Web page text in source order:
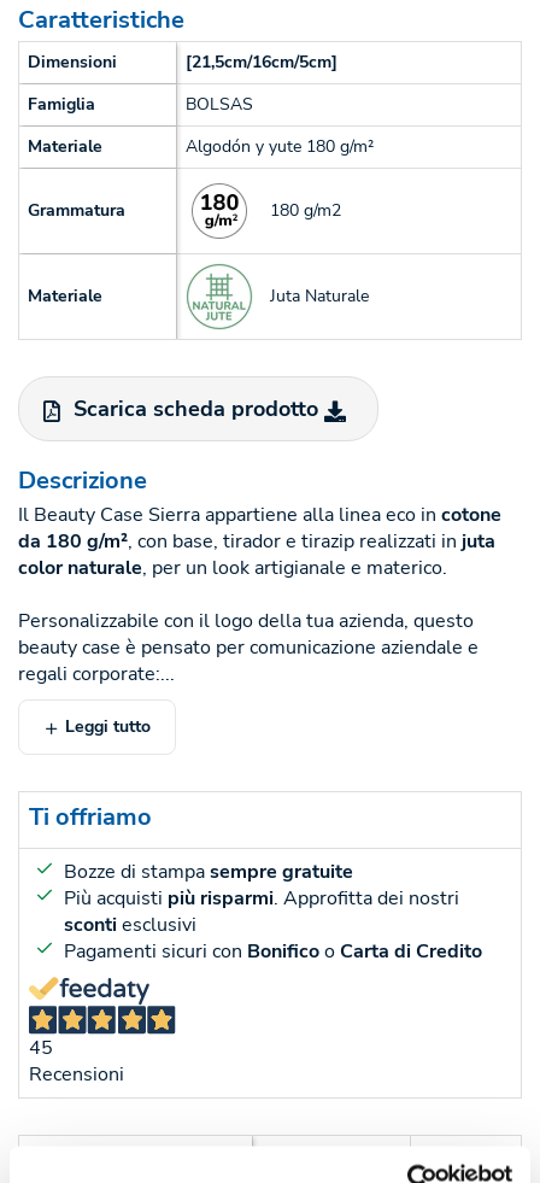
Caratteristiche
Dimensioni
[21,5cm/16cm/5cm]
Famiglia
BOLSAS
Materiale
Algodón y yute 180 g/m²
Grammatura 180 g/m2
Materiale Juta Naturale
Scarica scheda prodotto
Descrizione
Il Beauty Case Sierra appartiene alla linea eco in cotone
da 180 g/m², con base, tirador e tirazip realizzati in juta
color naturale, per un look artigianale e materico.
Personalizzabile con il logo della tua azienda, questo
beauty case è pensato per comunicazione aziendale e
regali corporate:...
Leggi tutto
Ti offriamo
Bozze di stampasempre gratuite
Più acquisti più risparmi. Approfitta dei nostri
scontiesclusivi
Pagamenti sicuri con BonificooCarta di Credito
45
Recensioni
*Prezzo €